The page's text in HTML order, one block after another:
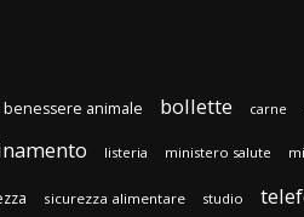
benessere animale bollette carne
listeria ministero salute
sicurezza alimentare studio